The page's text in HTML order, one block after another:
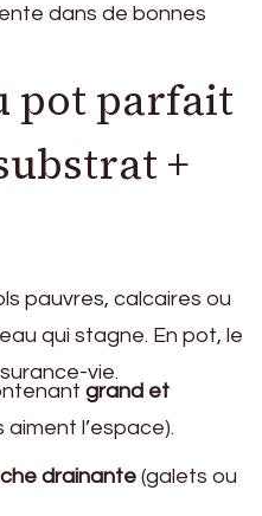
dans de bonnes
pot parfait
+
pauvres, calcaires ou
qui stagne. En pot, le
vie.
grand et
aiment l’espace).
drainante(galets ou